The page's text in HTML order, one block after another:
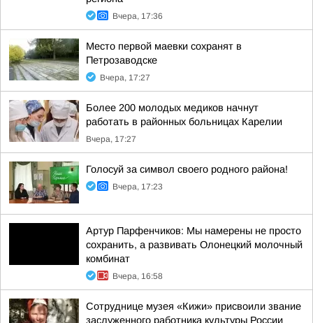
Вчера, 17:36
Место первой маевки сохранят в
Петрозаводске
Вчера, 17:27
Более 200 молодых медиков начнут
работать в районных больницах Карелии
Вчера, 17:27
Голосуй за символ своего родного района!
Вчера, 17:23
Артур Парфенчиков: Мы намерены не просто
сохранить, а развивать Олонецкий молочный
комбинат
Вчера, 16:58
Сотруднице музея «Кижи» присвоили звание
заслуженного работника культуры России